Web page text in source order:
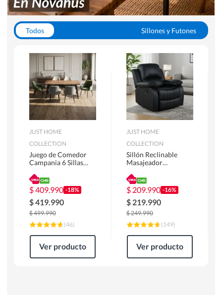
Todos
Sillones y Futones
Escritorios y Sillas PC
Racks y Muebles TV
Alfombras
JUST HOME
COLLECTION
Juego de Comedor
Campania 6 Sillas
180 x 90 x 76 cm
Café
$409.990 -18%
$419.990
$499.990
(46)
Ver producto
JUST HOME
COLLECTION
Sillón Reclinable
Masajeador
Atlanta 91x101x94
cm Negro
$ 209.990 -16%
$ 219.990
$249.990
(149)
Ver producto